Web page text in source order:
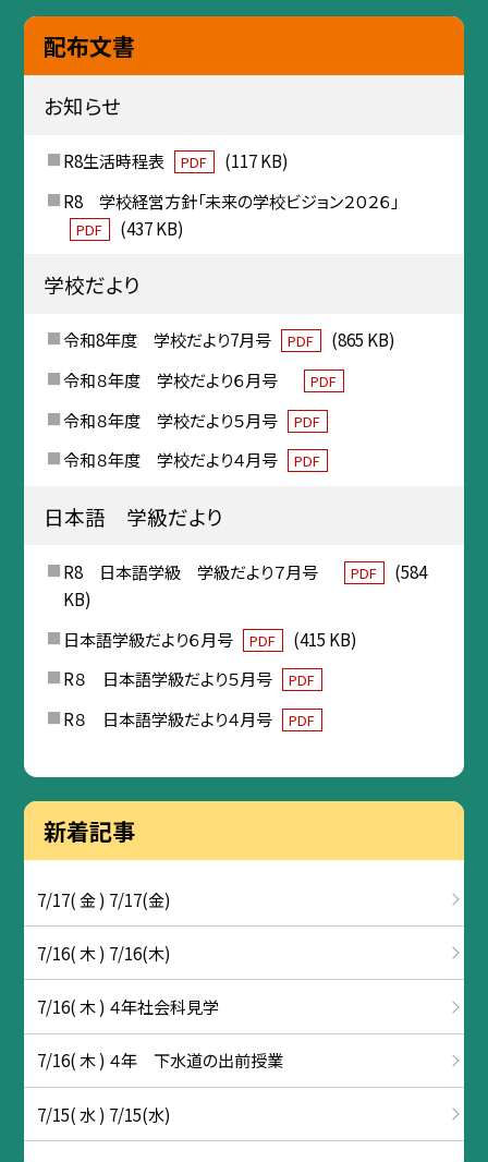
配布文書
お知らせ
R8生活時程表 PDF
(117 KB)
R8 学校経営方針「未来の学校ビジョン２０２６」
PDF (437 KB)
学校だより
令和8年度 学校だより7月号 PDF
(865 KB)
令和８年度 学校だより６月号
PDF
令和８年度 学校だより５月号 PDF
令和８年度 学校だより４月号 PDF
日本語 学級だより
R8 日本語学級 学級だより７月号 PDF
(584
KB)
日本語学級だより６月号
PDF
(415 KB)
R８ 日本語学級だより５月号
PDF
R８ 日本語学級だより４月号 PDF
新着記事
7/17( 金 ) 7/17(金)
7/16( 木 ) 7/16(木)
7/16( 木 ) ４年社会科見学
7/16( 木 ) ４年 下水道の出前授業
7/15( 水 ) 7/15(水)